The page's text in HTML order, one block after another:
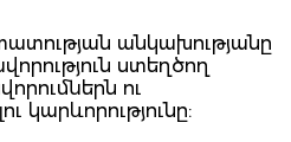
անկախությանը
ստեղծող
ու
կարևորությունը: